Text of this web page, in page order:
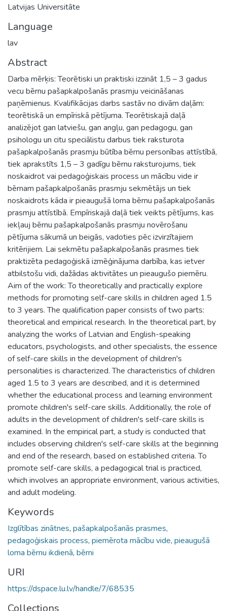
Latvijas Universitāte
Language
lav
Abstract
Darba mērķis: Teorētiski un praktiski izzināt 1,5 – 3 gadus
vecu bērnu pašapkalpošanās prasmju veicināšanas
paņēmienus. Kvalifikācijas darbs sastāv no divām daļām:
teorētiskā un empīriskā pētījuma. Teorētiskajā daļā
analizējot gan latviešu, gan angļu, gan pedagogu, gan
psihologu un citu speciālistu darbus tiek raksturota
pašapkalpošanās prasmju būtība bērnu personības attīstībā,
tiek aprakstīts 1,5 – 3 gadīgu bērnu raksturojums, tiek
noskaidrot vai pedagoģiskais process un mācību vide ir
bērnam pašapkalpošanās prasmju sekmētājs un tiek
noskaidrots kāda ir pieaugušā loma bērnu pašapkalpošanās
prasmju attīstībā. Empīriskajā daļā tiek veikts pētījums, kas
iekļauj bērnu pašapkalpošanās prasmju novērošanu
pētījuma sākumā un beigās, vadoties pēc izvirzītajiem
kritērijiem. Lai sekmētu pašapkalpošanās prasmes tiek
praktizēta pedagoģiskā izmēģinājuma darbība, kas ietver
atbilstošu vidi, dažādas aktivitātes un pieaugušo piemēru.
Aim of the work: To theoretically and practically explore
methods for promoting self-care skills in children aged 1.5
to 3 years. The qualification paper consists of two parts:
theoretical and empirical research. In the theoretical part, by
analyzing the works of Latvian and English-speaking
educators, psychologists, and other specialists, the essence
of self-care skills in the development of children's
personalities is characterized. The characteristics of children
aged 1.5 to 3 years are described, and it is determined
whether the educational process and learning environment
promote children's self-care skills. Additionally, the role of
adults in the development of children's self-care skills is
examined. In the empirical part, a study is conducted that
includes observing children's self-care skills at the beginning
and end of the research, based on established criteria. To
promote self-care skills, a pedagogical trial is practiced,
which involves an appropriate environment, various activities,
and adult modeling.
Keywords
Izglītības zinātnes, pašapkalpošanās prasmes,
pedagoģiskais process, piemērota mācību vide, pieaugušā
loma bērnu ikdienā, bērni
URI
https://dspace.lu.lv/handle/7/68535
Collections